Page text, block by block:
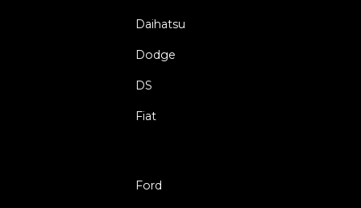
Daihatsu
Dodge
DS
Fiat
Ford